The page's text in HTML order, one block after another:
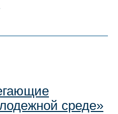
среде»